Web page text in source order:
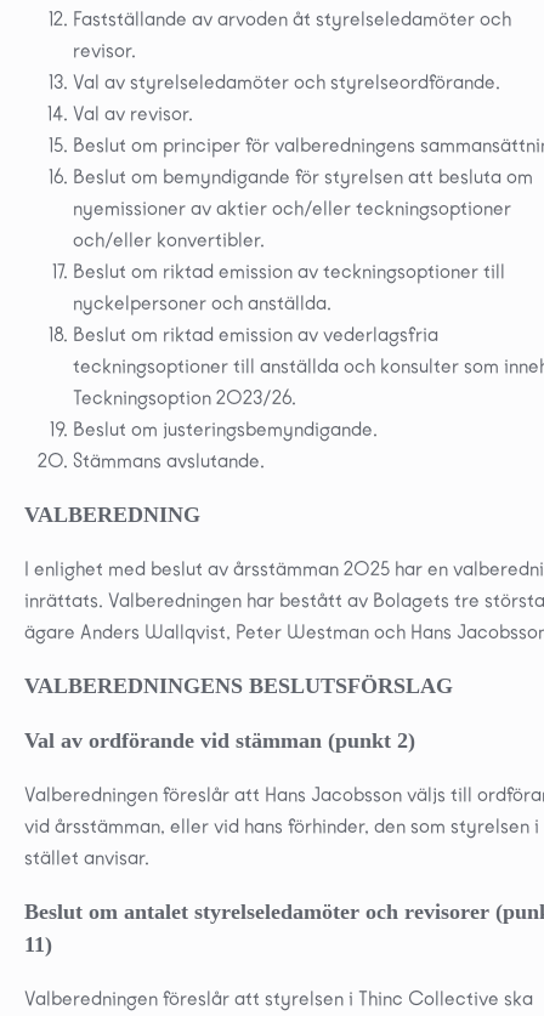
Fastställande av arvoden åt styrelseledamöter och
revisor.
Val av styrelseledamöter och styrelseordförande.
Val av revisor.
Beslut om principer för valberedningens
Beslut om bemyndigande för styrelsen att besluta om
nyemissioner av aktier och/eller teckningsoptioner
och/eller konvertibler.
Beslut om riktad emission av teckningsoptioner till
nyckelpersoner och anställda.
Beslut om riktad emission av vederlagsfria
teckningsoptioner till anställda och konsulter som
Teckningsoption 2023/26.
Beslut om justeringsbemyndigande.
Stämmans avslutande.
VALBEREDNING
I enlighet med beslut av årsstämman 2025 har en
inrättats. Valberedningen har bestått av Bolagets tre största
ägare Anders Wallqvist, Peter Westman och Hans
VALBEREDNINGENS BESLUTSFÖRSLAG
Val av ordförande vid stämman (punkt 2)
Valberedningen föreslår att Hans Jacobsson väljs till
vid årsstämman, eller vid hans förhinder, den som styrelsen i
stället anvisar.
Beslut om antalet styrelseledamöter och revisorer
11)
Valberedningen föreslår att styrelsen i Thinc Collective ska